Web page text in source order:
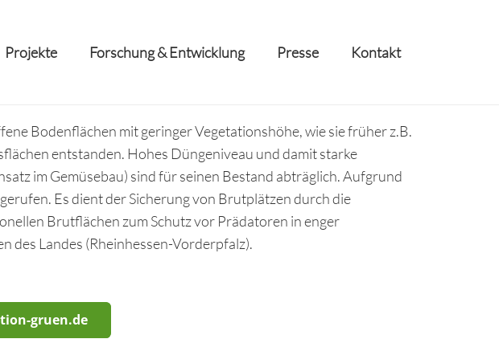
Projekte Forschung & Entwicklung Presse Kontakt
Bodenflächen mit geringer Vegetationshöhe, wie sie früher z.B.
entstanden. Hohes Düngeniveau und damit starke
im Gemüsebau) sind für seinen Bestand abträglich. Aufgrund
Es dient der Sicherung von Brutplätzen durch die
Brutflächen zum Schutz vor Prädatoren in enger
des Landes (Rheinhessen-Vorderpfalz).
gruen.de